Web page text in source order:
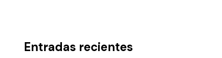
Entradas recientes